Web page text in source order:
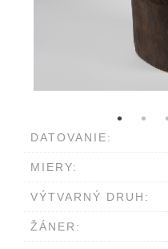
DATOVANIE:
MIERY:
VÝTVARNÝ DRUH:
ŽÁNER: